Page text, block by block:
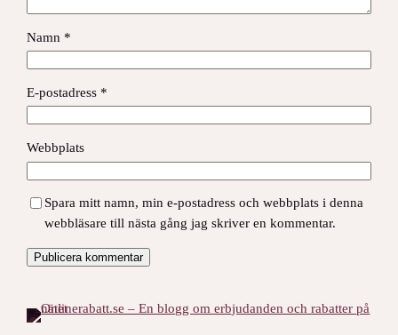
Namn *
E-postadress *
Webbplats
Spara mitt namn, min e-postadress och webbplats i denna
webbläsare till nästa gång jag skriver en kommentar.